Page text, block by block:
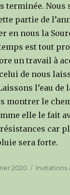
terminée. Nous
partie de
en nous la
est tout
un travail à
de nous
l’eau de
montrer le
elle le fait
car
sera forte.
2020 Invitations